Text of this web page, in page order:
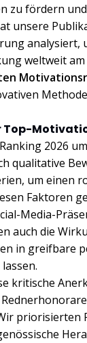
zu fördern
unsere
analysiert,
weltweit
Top-
2026
qualitative
um einen
Faktoren
Media-
auch die
in greifbare
kritische
priorisierten